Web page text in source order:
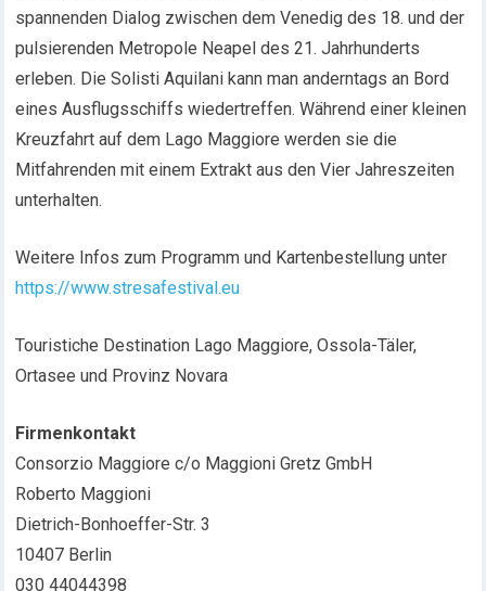
spannenden Dialog zwischen dem Venedig des 18. und der
pulsierenden Metropole Neapel des 21. Jahrhunderts
erleben. Die Solisti Aquilani kann man anderntags an Bord
eines Ausflugsschiffs wiedertreffen. Während einer kleinen
Kreuzfahrt auf dem Lago Maggiore werden sie die
Mitfahrenden mit einem Extrakt aus den Vier Jahreszeiten
unterhalten.
Weitere Infos zum Programm und Kartenbestellung unter
https://www.stresafestival.eu
Touristiche Destination Lago Maggiore, Ossola-Täler,
Ortasee und Provinz Novara
Firmenkontakt
Consorzio Maggiore c/o Maggioni Gretz GmbH
Roberto Maggioni
Dietrich-Bonhoeffer-Str. 3
10407 Berlin
030 44044398